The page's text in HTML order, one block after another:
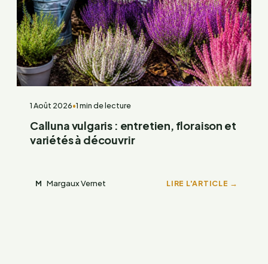
1 Août 2026•1 min de lecture
Calluna vulgaris : entretien, floraison et
variétés à découvrir
M Margaux Vernet LIRE L'ARTICLE →